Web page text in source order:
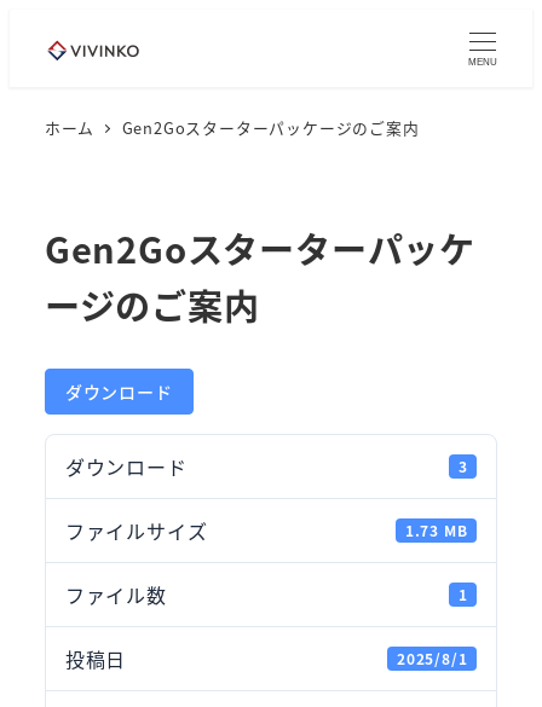
MENU
ホーム Gen2Goスターターパッケージのご案内
Gen2Goスターターパッケ
ージのご案内
ダウンロード
ダウンロード 3
ファイルサイズ 1.73 MB
ファイル数 1
投稿日 2025/8/1